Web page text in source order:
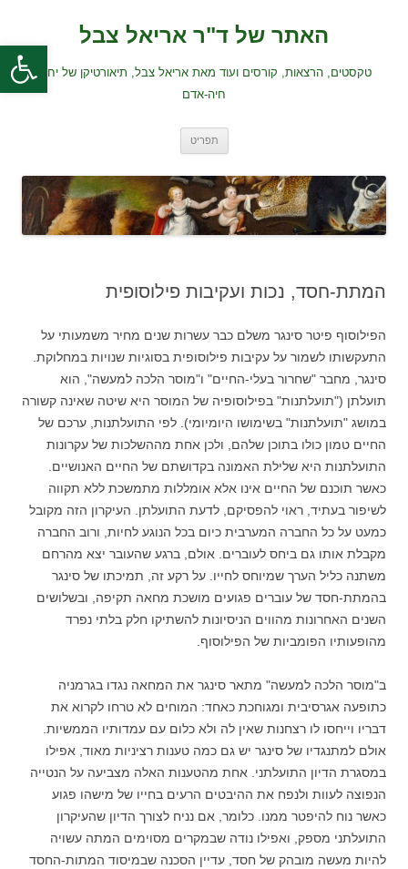
פתח
האתר של ד"ר אריאל צבל
טקסטים, הרצאות, קורסים ועוד מאת אריאל צבל, תיאורטיקן של יחסי
חיה-אדם
תפריט
המתת-חסד, נכות ועקיבות פילוסופית
הפילוסוף פיטר סינגר משלם כבר עשרות שנים מחיר משמעותי על
התעקשותו לשמור על עקיבות פילוסופית בסוגיות שנויות במחלוקת.
סינגר, מחבר "שחרור בעלי-החיים" ו"מוסר הלכה למעשה", הוא
תועלתן ("תועלתנות" בפילוסופיה של המוסר היא שיטה שאינה קשורה
במושג "תועלתנות" בשימושו היומיומי). לפי התועלתנות, ערכם של
החיים טמון כולו בתוכן שלהם, ולכן אחת מההשלכות של עקרונות
התועלתנות היא שלילת האמונה בקדושתם של החיים האנושיים.
כאשר תוכנם של החיים אינו אלא אומללות מתמשכת ללא תקווה
לשיפור בעתיד, ראוי להפסיקם, לדעת התועלתן. העיקרון הזה מקובל
כמעט על כל החברה המערבית כיום בכל הנוגע לחיות, ורוב החברה
מקבלת אותו גם ביחס לעוברים. אולם, ברגע שהעובר יצא מהרחם
משתנה כליל הערך שמיוחס לחייו. על רקע זה, תמיכתו של סינגר
בהמתת-חסד של עוברים פגועים מושכת מחאה תקיפה, ובשלושים
השנים האחרונות מהווים הניסיונות להשתיקו חלק בלתי נפרד
מהופעותיו הפומביות של הפילוסוף.
ב"מוסר הלכה למעשה" מתאר סינגר את המחאה נגדו בגרמניה
כתופעה אגרסיבית ומגוחכת כאחד: המוחים לא טרחו לקרוא את
דבריו וייחסו לו רצחנות שאין לה ולא כלום עם עמדותיו הממשיות.
אולם למתנגדיו של סינגר יש גם כמה טענות רציניות מאוד, אפילו
במסגרת הדיון התועלתני. אחת מהטענות האלה מצביעה על הנטייה
הנפוצה לעוות ולנפח את ההיבטים הרעים בחייו של מישהו פגוע
כאשר נוח להיפטר ממנו. כלומר, אם נניח לצורך הדיון שהעיקרון
התועלתני מספק, ואפילו נודה שבמקרים מסוימים המתה עשויה
להיות מעשה מובהק של חסד, עדיין הסכנה שבמיסוד המתות-החסד